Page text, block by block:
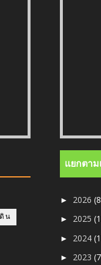
น
แยกตาม
► 2026
► 2025
► 2024
► 2023